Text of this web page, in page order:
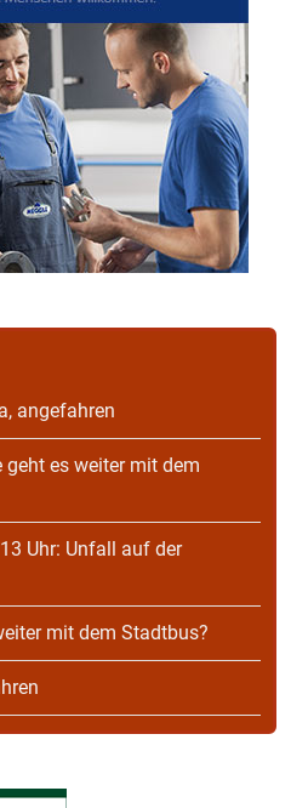
angefahren
geht es weiter mit dem
13 Uhr: Unfall auf der
mit dem Stadtbus?